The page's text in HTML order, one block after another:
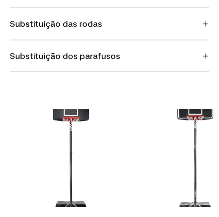
Substituição das rodas
Substituição dos parafusos